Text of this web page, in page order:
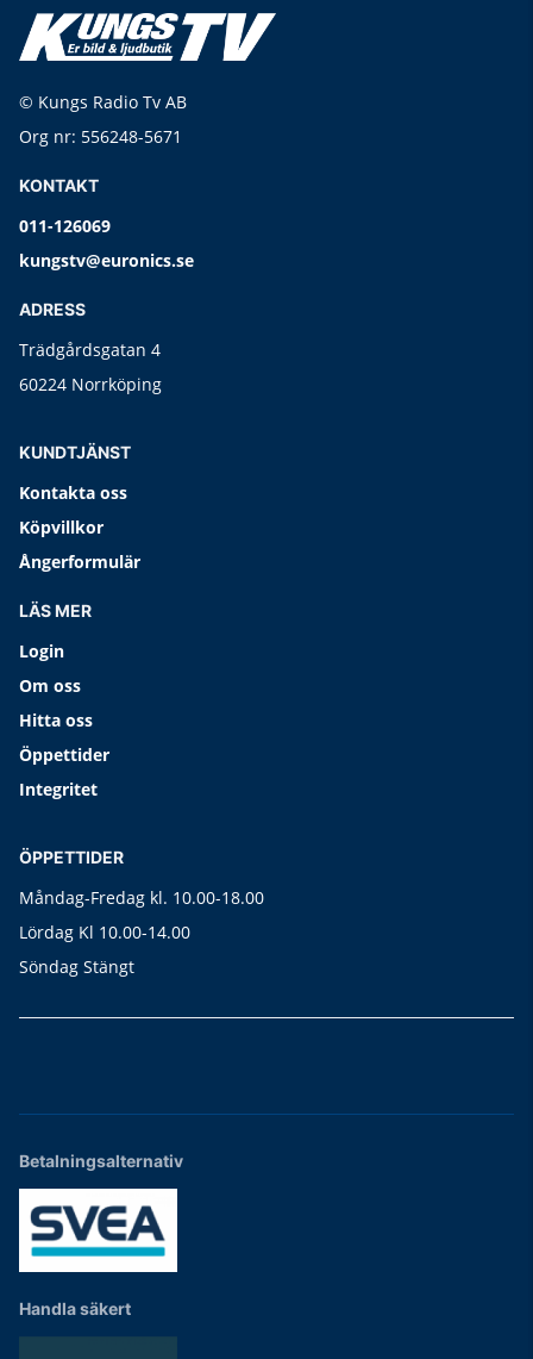
© Kungs Radio Tv AB
Org nr: 556248-5671
KONTAKT
011-126069
kungstv@euronics.se
ADRESS
Trädgårdsgatan 4
60224 Norrköping
KUNDTJÄNST
Kontakta oss
Köpvillkor
Ångerformulär
LÄS MER
Login
Om oss
Hitta oss
Öppettider
Integritet
ÖPPETTIDER
Måndag-Fredag kl. 10.00-18.00
Lördag Kl 10.00-14.00
Söndag Stängt
Betalningsalternativ
Handla säkert